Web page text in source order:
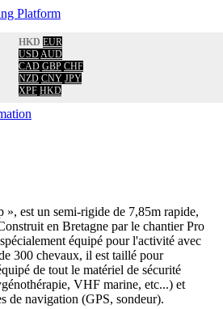
HKD EUR
USDAUD
CAD GBP CHF
NZD CNY JPY
XPF HKD
», est un semi-rigide de 7,85m rapide,
en Bretagne par le chantier Pro
équipé pour l'activité avec
300 chevaux, il est taillé pour
de tout le matériel de sécurité
VHF marine, etc...) et
de navigation (GPS, sondeur).